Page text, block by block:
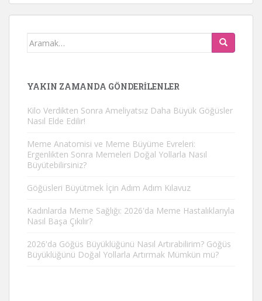
Aramak:
YAKIN ZAMANDA GÖNDERILENLER
Kilo Verdikten Sonra Ameliyatsız Daha Büyük Göğüsler
Nasıl Elde Edilir!
Meme Anatomisi ve Meme Büyüme Evreleri:
Ergenlikten Sonra Memeleri Doğal Yollarla Nasıl
Büyütebilirsiniz?
Göğüsleri Büyütmek İçin Adım Adım Kılavuz
Kadınlarda Meme Sağlığı: 2026'da Meme Hastalıklarıyla
Nasıl Başa Çıkılır?
2026'da Göğüs Büyüklüğünü Nasıl Artırabilirim? Göğüs
Büyüklüğünü Doğal Yollarla Artırmak Mümkün mü?